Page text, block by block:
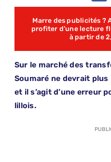
Marre des publicités ?
profiter d’une lecture
à partir de
Sur le marché des
Soumaré ne devrait
et il s’agit d’une erreur
lillois.